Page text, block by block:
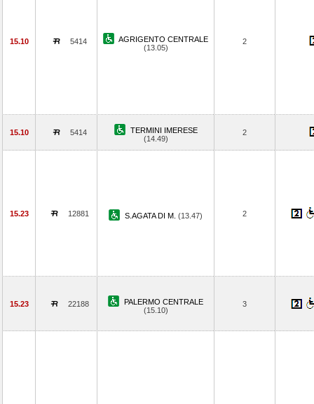
15.10 5414
AGRIGENTO CENTRALE
(13.05)
2
15.10 5414
TERMINI IMERESE
(14.49)
2
15.23 12881 S.AGATA DI M. (13.47) 2
15.23 22188
PALERMO CENTRALE
(15.10)
3